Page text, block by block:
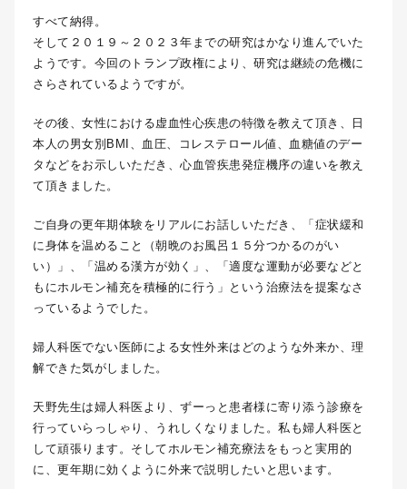
すべて納得。
そして２０１９～２０２３年までの研究はかなり進んでいた
ようです。今回のトランプ政権により、研究は継続の危機に
さらされているようですが。
その後、女性における虚血性心疾患の特徴を教えて頂き、日
本人の男女別BMI、血圧、コレステロール値、血糖値のデー
タなどをお示しいただき、心血管疾患発症機序の違いを教え
て頂きました。
ご自身の更年期体験をリアルにお話しいただき、「症状緩和
に身体を温めること（朝晩のお風呂１５分つかるのがい
い）」、「温める漢方が効く」、「適度な運動が必要などと
もにホルモン補充を積極的に行う」という治療法を提案なさ
っているようでした。
婦人科医でない医師による女性外来はどのような外来か、理
解できた気がしました。
天野先生は婦人科医より、ずーっと患者様に寄り添う診療を
行っていらっしゃり、うれしくなりました。私も婦人科医と
して頑張ります。そしてホルモン補充療法をもっと実用的
に、更年期に効くように外来で説明したいと思います。